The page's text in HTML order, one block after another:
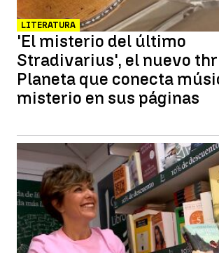
LITERATURA
'El misterio del último
Stradivarius', el nuevo
Planeta que conecta
misterio en sus páginas